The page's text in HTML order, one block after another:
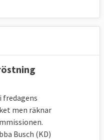
fredagens
men räknar
Busch (KD)